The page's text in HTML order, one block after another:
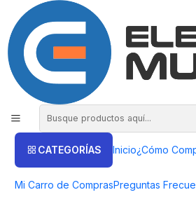
CATEGORÍAS Inicio¿Cómo
Mi Carro de ComprasPreguntas
COMPRA HASTA EN 3
Inicio Productos Relojes Wenger
Reloj Wenger Urban Classic en Azul, 40 mm